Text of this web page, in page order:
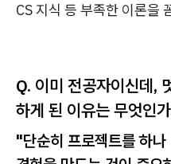
CS 지식 등 부족한 이론을
Q. 이미 전공자이신데,
하게 된 이유는 무엇인
"단순히 프로젝트를 하